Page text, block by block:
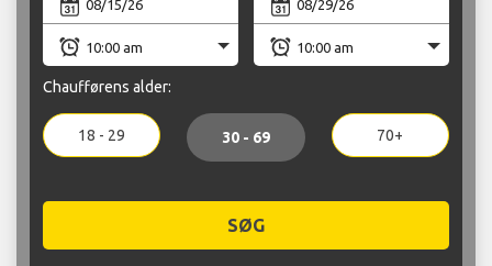
Chaufførens alder:
18 - 29 30 - 69 70+
SØG